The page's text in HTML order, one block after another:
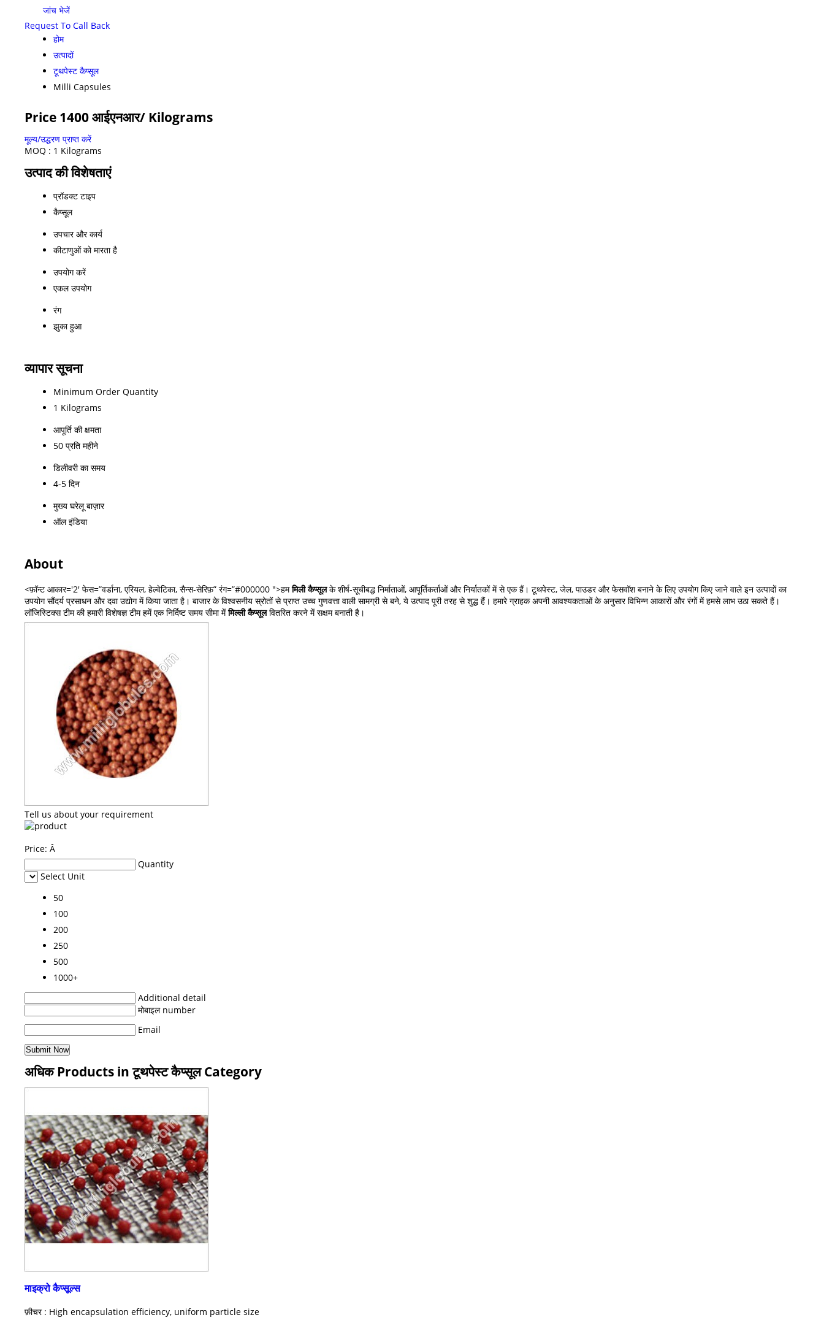
जांच भेजें
Request To Call Back
होम
उत्पादों
टूथपेस्ट कैप्सूल
Milli Capsules
Price 1400 आईएनआर/ Kilograms
मूल्य/उद्धरण प्राप्त करें
MOQ : 1 Kilograms
उत्पाद की विशेषताएं
प्रॉडक्ट टाइप
कैप्सूल
उपचार और कार्य
कीटाणुओं को मारता है
उपयोग करें
एकल उपयोग
रंग
झुका हुआ
व्यापार सूचना
Minimum Order Quantity
1 Kilograms
आपूर्ति की क्षमता
50 प्रति महीने
डिलीवरी का समय
4-5 दिन
मुख्य घरेलू बाज़ार
ऑल इंडिया
About
<फ़ॉन्ट आकार='2' फेस=”वर्डाना, एरियल, हेल्वेटिका, सैन्स-सेरिफ़” रंग=”#000000 ">हममिली कैप्सूलके शीर्ष-सूचीबद्ध निर्माताओं, आपूर्तिकर्ताओं और निर्यातकों में से एक हैं। टूथपेस्ट, जेल, पाउडर और फेसवॉश बनाने के लिए उपयोग किए जाने वाले इन उत्पादों का
उपयोग सौंदर्य प्रसाधन और दवा उद्योग में किया जाता है। बाजार के विश्वसनीय स्रोतों से प्राप्त उच्च गुणवत्ता वाली सामग्री से बने, ये उत्पाद पूरी तरह से शुद्ध हैं। हमारे ग्राहक अपनी आवश्यकताओं के अनुसार विभिन्न आकारों और रंगों में हमसे लाभ उठा सकते हैं।
लॉजिस्टिक्स टीम की हमारी विशेषज्ञ टीम हमें एक निर्दिष्ट समय सीमा मेंमिल्ली कैप्सूलवितरित करने में सक्षम बनाती है।
Tell us about your requirement
Price: Â
Quantity
Select Unit
50
100
200
250
500
1000+
Additional detail
मोबाइल number
Email
अधिक Products in टूथपेस्ट कैप्सूल Category
माइक्रो कैप्सूल्स
फ़ीचर : High encapsulation efficiency, uniform particle size